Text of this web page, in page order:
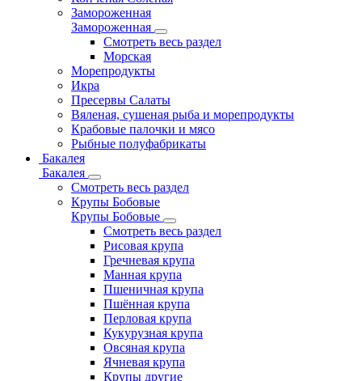
Замороженная
Замороженная
Смотреть весь раздел
Морская
Морепродукты
Икра
Пресервы Салаты
Вяленая, сушеная рыба и морепродукты
Крабовые палочки и мясо
Рыбные полуфабрикаты
Бакалея
Бакалея
Смотреть весь раздел
Крупы Бобовые
Крупы Бобовые
Смотреть весь раздел
Рисовая крупа
Гречневая крупа
Манная крупа
Пшеничная крупа
Пшённая крупа
Перловая крупа
Кукурузная крупа
Овсяная крупа
Ячневая крупа
Крупы другие